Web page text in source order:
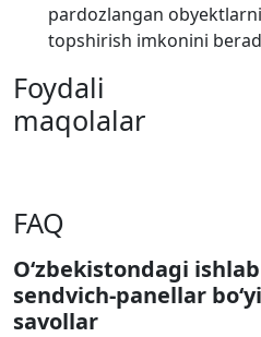
pardozlangan
topshirish imkonini
Foydali
maqolalar
FAQ
O‘zbekistondagi
sendvich-panellar
savollar